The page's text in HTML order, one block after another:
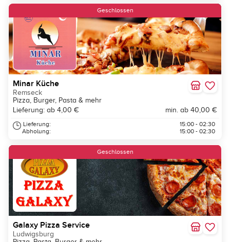
Geschlossen
Minar Küche
Remseck
Pizza, Burger, Pasta & mehr
Lieferung: ab 4,00 €
min. ab 40,00 €
Lieferung:
Abholung:
15:00 - 02:30
15:00 - 02:30
Geschlossen
Galaxy Pizza Service
Ludwigsburg